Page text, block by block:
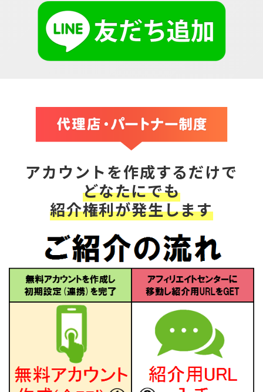
アカウントを作成するだけで
どなたにでも
紹介権利が発生します